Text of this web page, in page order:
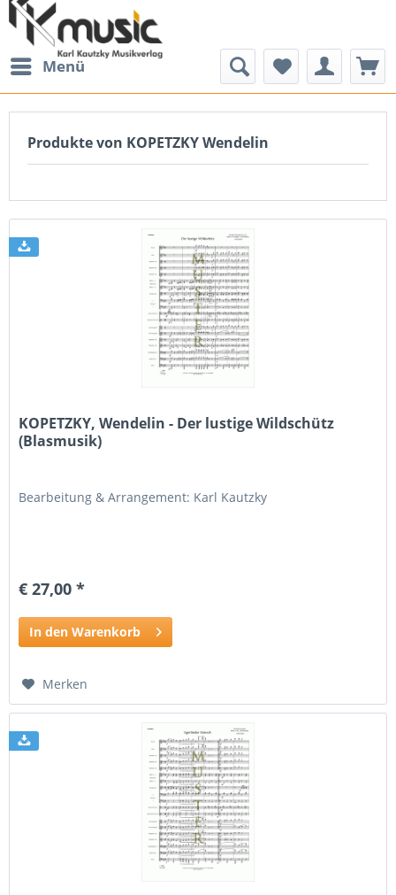
Menü
Produkte von KOPETZKY Wendelin
KOPETZKY, Wendelin - Der lustige Wildschütz
(Blasmusik)
Bearbeitung & Arrangement: Karl Kautzky
€ 27,00 *
In den Warenkorb
Merken